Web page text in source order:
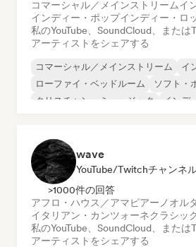
コマーシャル／メインストリームイ
インディー・ポップインディー・ロ
私のYouTube、SoundCloud、また
アーティストをシェアする
コマーシャル／メインストリーム
イ
ローファイ・ベッドルーム
ソフト・
クリスチャン・ミュージック
インデ
wave
YouTube/Twitchチャンネ
>1000件の回答
アフロ・ハウス／アマピアーノ オル
イタリアン・カンツォーネクラシッ
私のYouTube、SoundCloud、また
アーティストをシェアする